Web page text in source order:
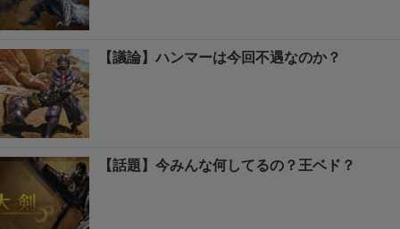
【議論】ハンマーは今回不遇なのか？
【話題】今みんな何してるの？王ベド？